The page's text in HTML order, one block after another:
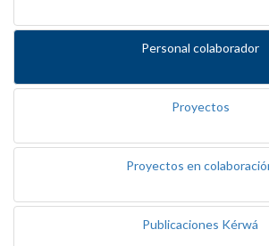
Personal colaborador
Proyectos
Proyectos en
Publicaciones Kérwá